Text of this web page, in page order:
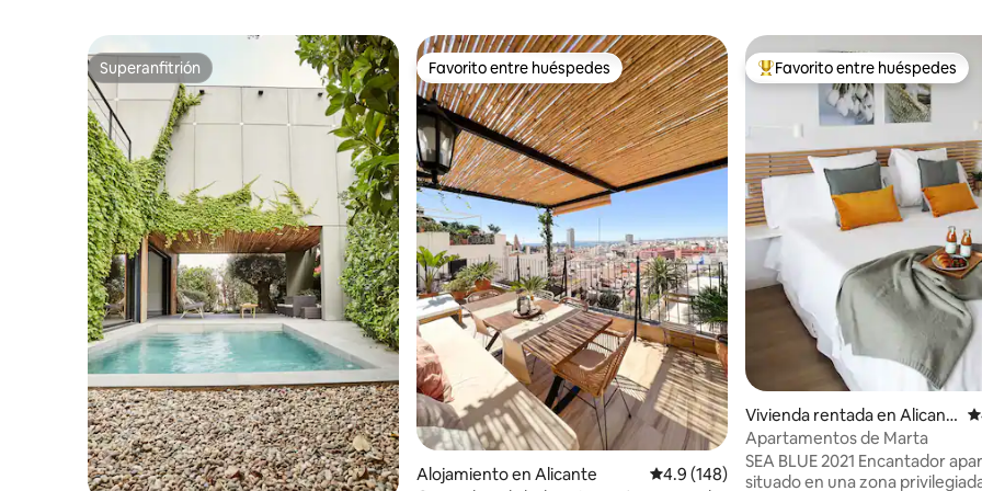
Superanfitrión
Superanfitrión Favorito entre huéspedes
Favorito entre huéspedes
Alojamiento en Alicante Calificación promedio: 4.9 de 5, 148 reseñas
4.9 (148)
Favorito entre huéspedes
Favorito entre huéspedes
Vivienda rentada en Alicant
e
Apartamentos de Marta
SEA BLUE 2021 Encantador
situado en una zona